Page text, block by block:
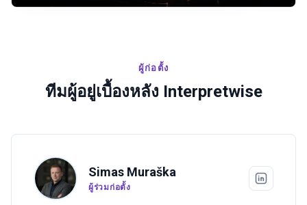
ผู้ก่อตั้ง
ทีมผู้อยู่เบื้องหลัง Interpretwise
Simas Muraška
ผู้ร่วมก่อตั้ง